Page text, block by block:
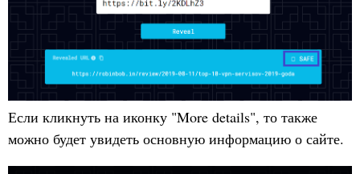
Если кликнуть на иконку "More details", то также
можно будет увидеть основную информацию о сайте.